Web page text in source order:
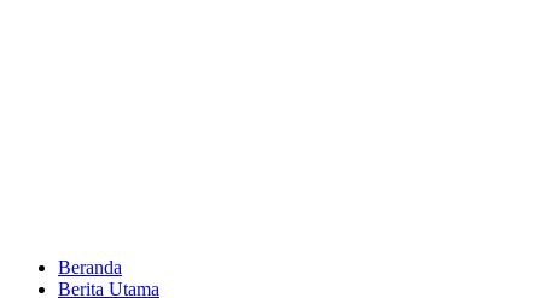
Beranda
Berita Utama